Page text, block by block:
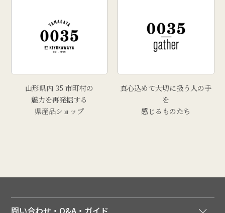
山形県内 35 市町村の
魅力を再発掘する
県産品ショップ
真心込めて大切に扱う人の手
を
感じるものたち
問い合わせ・Q&A・ガイド